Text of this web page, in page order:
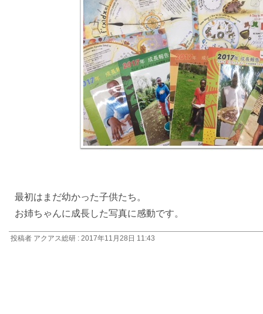
最初はまだ幼かった子供たち。
お姉ちゃんに成長した写真に感動です。
投稿者 アクアス総研 : 2017年11月28日 11:43